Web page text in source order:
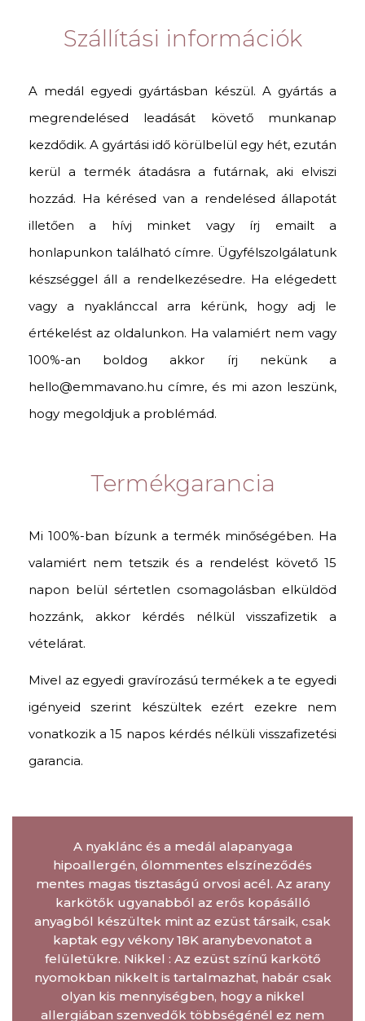
Szállítási információk
A medál egyedi gyártásban készül. A gyártás a
megrendelésed leadását követő munkanap
kezdődik. A gyártási idő körülbelül egy hét, ezután
kerül a termék átadásra a futárnak, aki elviszi
hozzád. Ha kérésed van a rendelésed állapotát
illetően a hívj minket vagy írj emailt a
honlapunkon található címre. Ügyfélszolgálatunk
készséggel áll a rendelkezésedre. Ha elégedett
vagy a nyaklánccal arra kérünk, hogy adj le
értékelést az oldalunkon. Ha valamiért nem vagy
100%-an boldog akkor írj nekünk a
hello@emmavano.hu címre, és mi azon leszünk,
hogy megoldjuk a problémád.
Termékgarancia
Mi 100%-ban bízunk a termék minőségében. Ha
valamiért nem tetszik és a rendelést követő 15
napon belül sértetlen csomagolásban elküldöd
hozzánk, akkor kérdés nélkül visszafizetik a
vételárat.
Mivel az egyedi gravírozású termékek a te egyedi
igényeid szerint készültek ezért ezekre nem
vonatkozik a 15 napos kérdés nélküli visszafizetési
garancia.
A nyaklánc és a medál alapanyaga
hipoallergén, ólommentes elszíneződés
mentes magas tisztaságú orvosi acél. Az arany
karkötők ugyanabból az erős kopásálló
anyagból készültek mint az ezüst társaik, csak
kaptak egy vékony 18K aranybevonatot a
felületükre. Nikkel : Az ezüst színű karkötő
nyomokban nikkelt is tartalmazhat, habár csak
olyan kis mennyiségben, hogy a nikkel
allergiában szenvedők többségénél ez nem